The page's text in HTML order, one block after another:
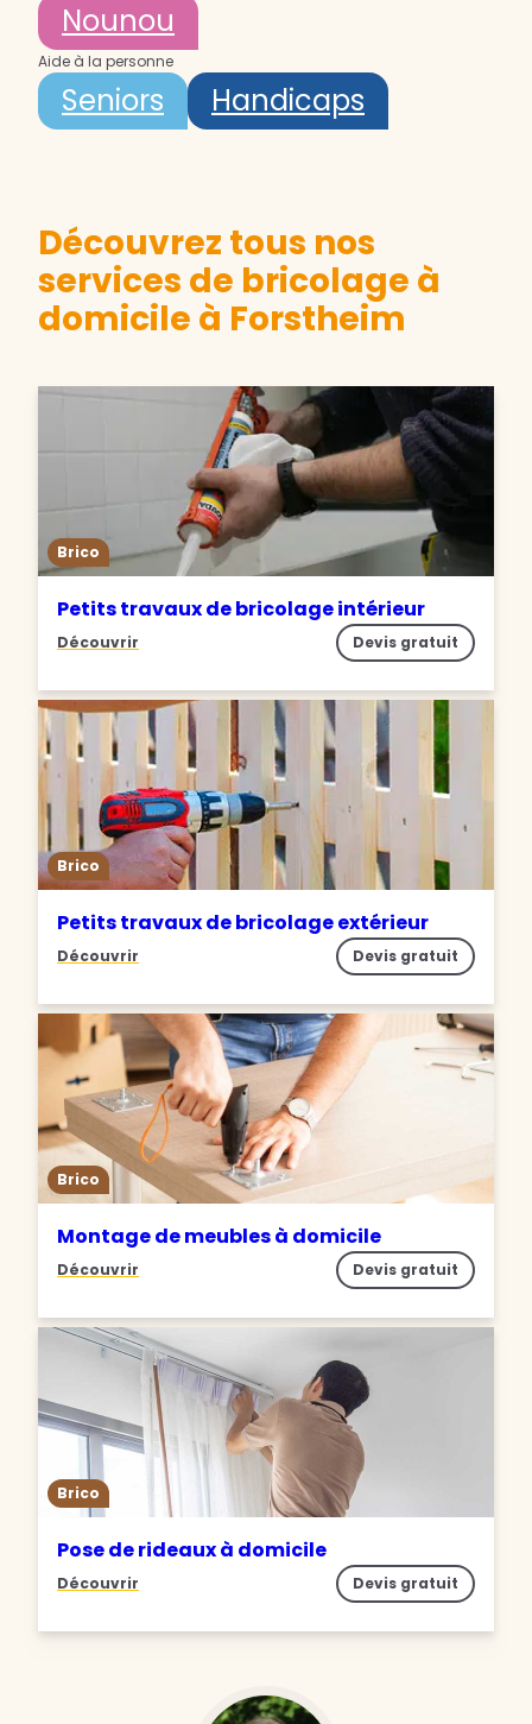
Nounou
Aide à la personne
Seniors Handicaps
Découvrez tous nos
services de bricolage à
domicile à Forstheim
Brico
Petits travaux de bricolage intérieur
Découvrir Devis gratuit
Brico
Petits travaux de bricolage extérieur
Découvrir Devis gratuit
Brico
Montage de meubles à domicile
Découvrir Devis gratuit
Brico
Pose de rideaux à domicile
Découvrir Devis gratuit